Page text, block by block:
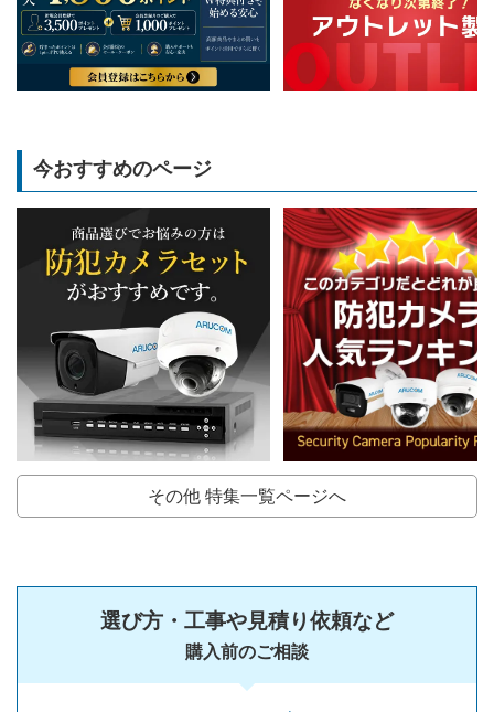
今おすすめのページ
その他 特集一覧ページへ
選び方・工事や見積り依頼など
購入前のご相談